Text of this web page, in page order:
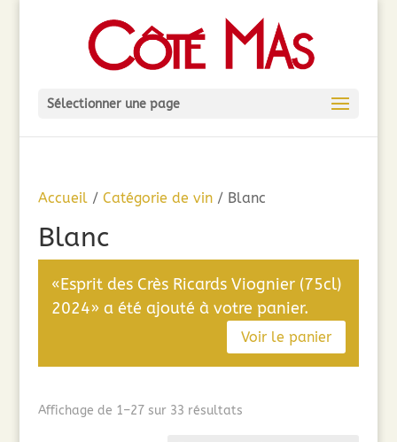
Sélectionner une page
Accueil/ Catégorie de vin/ Blanc
Blanc
«Esprit des Crès Ricards Viognier (75cl)
2024» a été ajouté à votre panier.
Voir le panier
Affichage de 1–27 sur 33 résultatsTrié